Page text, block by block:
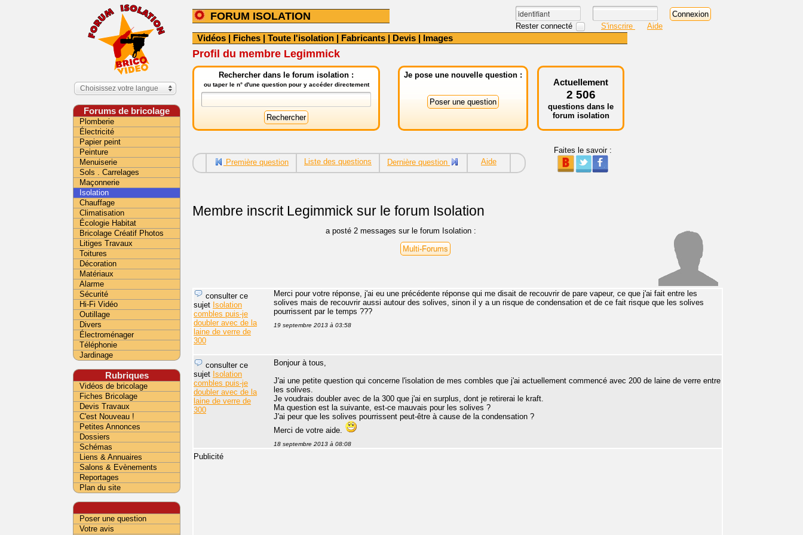
FORUM ISOLATION
Rester connecté S'inscrire Aide
Vidéos | Fiches | Toute l'isolation | Fabricants | Devis | Images
Profil du membre Legimmick
Rechercher dans le forum isolation :
ou taper le n° d'une question pour y accéder directement
Je pose une nouvelle question :
Actuellement
2 506
questions dans le
forum isolation
Première question Liste des questions Dernière question Aide
Faites le savoir :
Membre inscritLegimmick sur le forum Isolation
a posté 2 messages sur le forum Isolation :
Multi-Forums
Merci pour votre réponse, j'ai eu une précédente réponse qui me disait de recouvrir de pare vapeur, ce que j'ai fait entre les
solives mais de recouvrir aussi autour des solives, sinon il y a un risque de condensation et de ce fait risque que les solives
pourrissent par le temps ???
19 septembre 2013 à 03:58
consulter ce
sujet Isolation
combles puis-je
doubler avec de la
laine de verre de
300
Bonjour à tous,
J'ai une petite question qui concerne l'isolation de mes combles que j'ai actuellement commencé avec 200 de laine de verre entre
les solives.
Je voudrais doubler avec de la 300 que j'ai en surplus, dont je retirerai le kraft.
Ma question est la suivante, est-ce mauvais pour les solives ?
J'ai peur que les solives pourrissent peut-être à cause de la condensation ?
Merci de votre aide.
18 septembre 2013 à 08:08
consulter ce
sujet Isolation
combles puis-je
doubler avec de la
laine de verre de
300
Publicité
Choisissez votre langue
Forums de bricolage
Plomberie
Électricité
Papier peint
Peinture
Menuiserie
Sols . Carrelages
Maçonnerie
Isolation
Chauffage
Climatisation
Écologie Habitat
Bricolage Créatif Photos
Litiges Travaux
Toitures
Décoration
Matériaux
Alarme
Sécurité
Hi-Fi Vidéo
Outillage
Divers
Électroménager
Téléphonie
Jardinage
Rubriques
Vidéos de bricolage
Fiches Bricolage
Devis Travaux
C'est Nouveau !
Petites Annonces
Dossiers
Schémas
Liens & Annuaires
Salons & Evènements
Reportages
Plan du site
Poser une question
Votre avis